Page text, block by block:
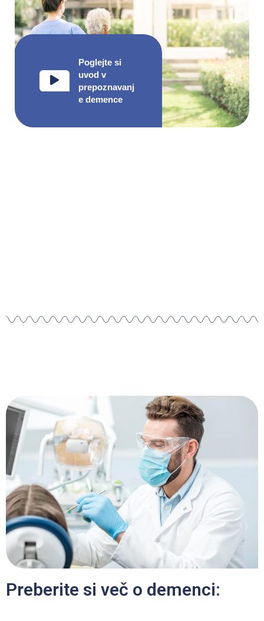
Poglejte si
uvod v
prepoznavanj
e demence
Preberite si več o demenci: